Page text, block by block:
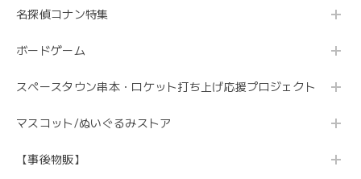
名探偵コナン特集
ボードゲーム
スペースタウン串本・ロケット打ち上げ応援プロジェクト
マスコット/ぬいぐるみストア
【事後物販】